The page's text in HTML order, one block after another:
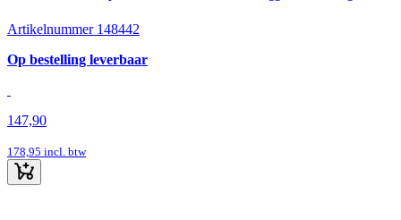
Artikelnummer 148442
Op bestelling leverbaar
147,90
178,95 incl. btw